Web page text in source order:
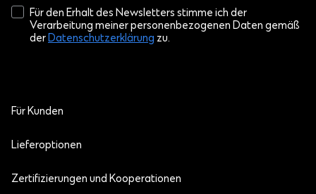
Für den Erhalt des Newsletters stimme ich der
Verarbeitung meiner personenbezogenen Daten gemäß
derDatenschutzerklärung zu.
Für Kunden
Zertifizierungen und Kooperationen
Lieferoptionen